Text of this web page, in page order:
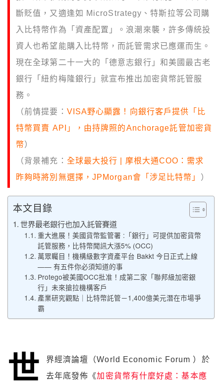
斷貶值，又適逢如 MicroStrategy、特斯拉等公司購
入比特幣作為「資產配置」。浪潮來襲，許多傳統投
資人也希望能購入比特幣，而託管需求已應運而生。
現在全球第二十一大的「德意志銀行」和美國最古老
銀行「紐約梅隆銀行」就宣布推出加密貨幣託管服
務。
（前情提要： VISA野心顯露！向銀行客戶提供「比
特幣買賣 API」，由持牌照的Anchorage託管加密貨
幣）
（背景補充 ： 全球最大投行 | 摩根大通COO：需求
昨夠時將別無選擇，JPMorgan會「涉足比特幣」 ）
本文目錄
世界最老銀行也加入託管賽道
重大進展！美國貨幣監管署 :「銀行」可提供加密貨幣
託管服務，比特幣聞訊大漲5% (OCC)
萬眾矚目！機構級數字資產平台 Bakkt 今日正式上線
—— 有五件你必須知道的事
Protego被美國OCC批准！成第二家「聯邦級加密銀
行」未來搶拉機構客戶
產業研究觀點｜比特幣託管－1,400億美元潛在市場爭
霸
世
界經濟論壇（World Economic Forum ）於
去年底發佈《加密貨幣有什麼好處：基本應